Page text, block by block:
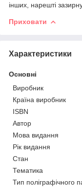
інших, нарешті
Приховати
Характеристики
Основні
Виробник
Країна виробник
ISBN
Автор
Мова видання
Рік видання
Стан
Тематика
Тип поліграфічного